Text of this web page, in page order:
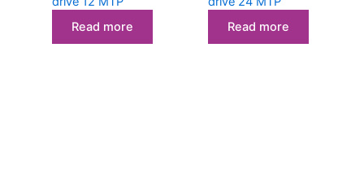
Read more
Read more